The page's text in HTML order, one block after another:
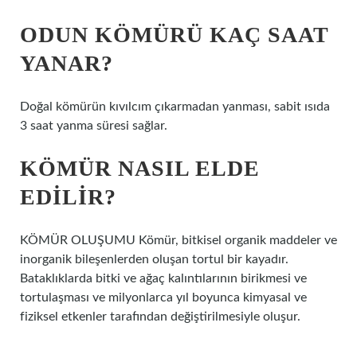
ODUN KÖMÜRÜ KAÇ SAAT
YANAR?
Doğal kömürün kıvılcım çıkarmadan yanması, sabit ısıda
3 saat yanma süresi sağlar.
KÖMÜR NASIL ELDE
EDILIR?
KÖMÜR OLUŞUMU Kömür, bitkisel organik maddeler ve
inorganik bileşenlerden oluşan tortul bir kayadır.
Bataklıklarda bitki ve ağaç kalıntılarının birikmesi ve
tortulaşması ve milyonlarca yıl boyunca kimyasal ve
fiziksel etkenler tarafından değiştirilmesiyle oluşur.